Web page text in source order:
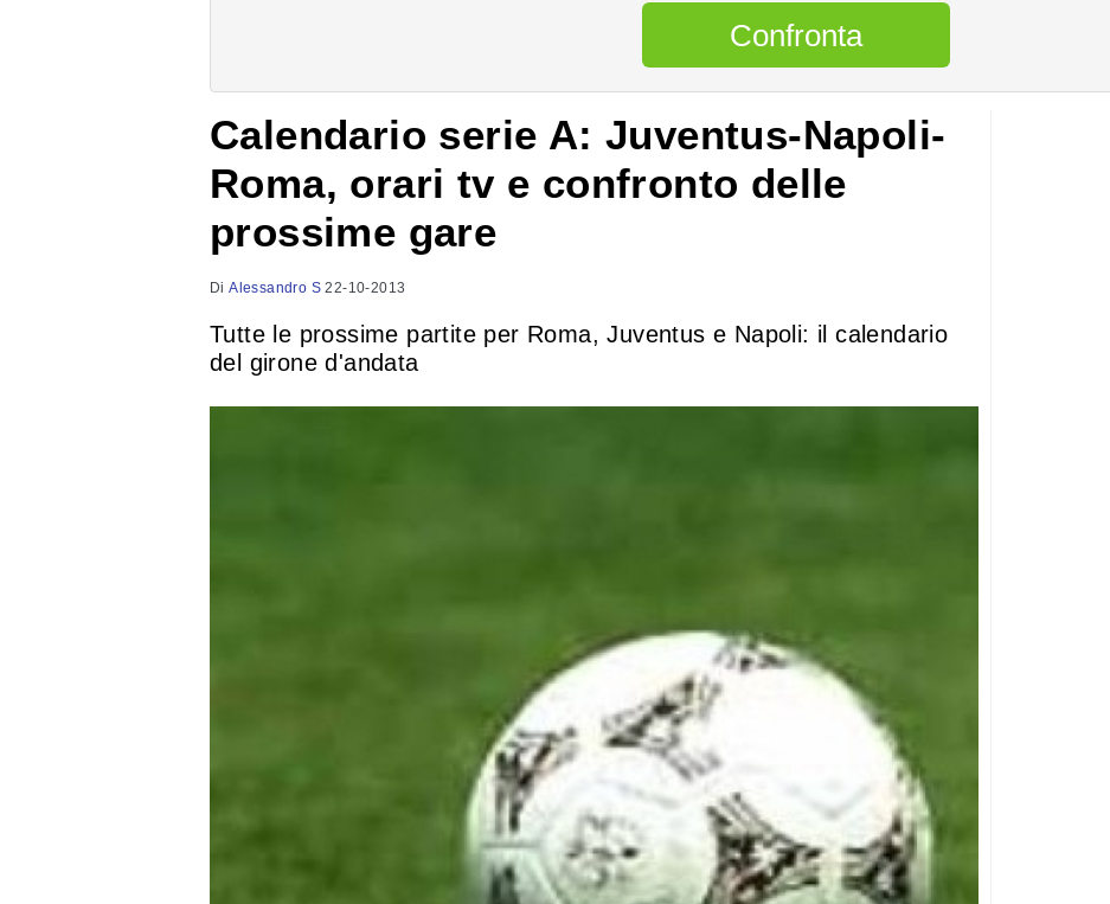
Confronta
Calendario serie A: Juventus-Napoli-
Roma, orari tv e confronto delle
prossime gare
DiAlessandro S 22-10-2013
Tutte le prossime partite per Roma, Juventus e Napoli: il calendario
del girone d'andata